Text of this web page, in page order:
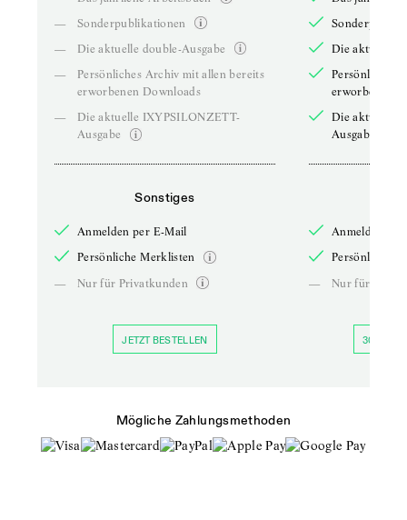
—
Sonderpublikationen
—
Die aktuelle double-Ausgabe
—
Persönliches Archiv mit allen bereits
erworbenen Downloads
—
Die aktuelle IXYPSILONZETT-
Ausgabe
Sonstiges
Anmelden per E-Mail
Persönliche Merklisten
—
Nur für Privatkunden
JETZT BESTELLEN
Die aktuelle
Persönliches
erworbenen
Die aktuelle
Ausgabe
Anmelden
Persönliche
—
Nur für
30 TAGE
Mögliche Zahlungsmethoden